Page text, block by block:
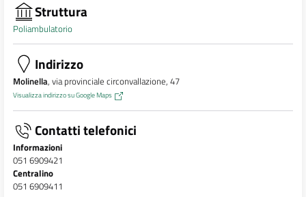
Struttura
Poliambulatorio
Indirizzo
Molinella, via provinciale circonvallazione, 47
Visualizza indirizzo su Google Maps
Contatti telefonici
Informazioni
051 6909421
Centralino
051 6909411